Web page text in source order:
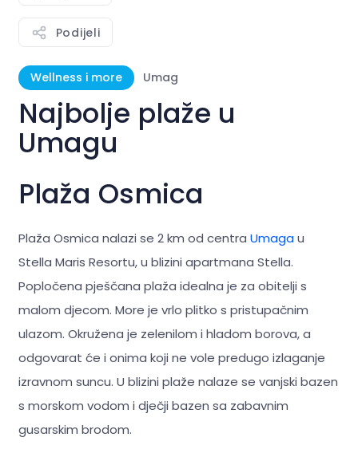
Podijeli
Wellness i more Umag
Najbolje plaže u
Umagu
Plaža Osmica
Plaža Osmica nalazi se 2 km od centra Umagau
Stella Maris Resortu, u blizini apartmana Stella.
Popločena pješčana plaža idealna je za obitelji s
malom djecom. More je vrlo plitko s pristupačnim
ulazom. Okružena je zelenilom i hladom borova, a
odgovarat će i onima koji ne vole predugo izlaganje
izravnom suncu. U blizini plaže nalaze se vanjski bazen
s morskom vodom i dječji bazen sa zabavnim
gusarskim brodom.